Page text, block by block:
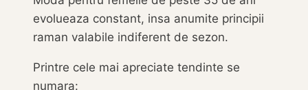
evolueaza constant, insa anumite principii
raman valabile indiferent de sezon.
Printre cele mai apreciate tendinte se
numara: